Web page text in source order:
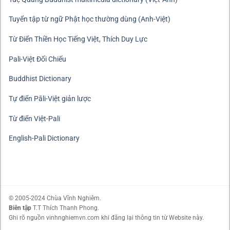
Tuyển tập từ ngữ Phật học thường dùng (Anh-Việt)
Từ Điển Thiền Học Tiếng Việt, Thích Duy Lực
Pali-Việt Đối Chiếu
Buddhist Dictionary
Tự điển Pāli-Việt giản lược
Từ điển Việt-Pali
English-Pali Dictionary
© 2005-2024 Chùa Vĩnh Nghiêm.
Biên tập T.T Thích Thanh Phong.
Ghi rõ nguồn vinhnghiemvn.com khi đăng lại thông tin từ Website này.